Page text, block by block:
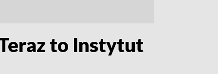
to Instytut